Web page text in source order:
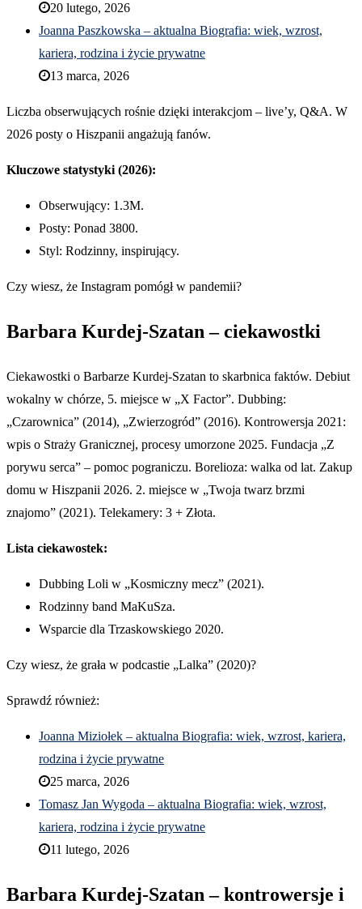
20 lutego, 2026
Joanna Paszkowska – aktualna Biografia: wiek, wzrost,
kariera, rodzina i życie prywatne
13 marca, 2026
Liczba obserwujących rośnie dzięki interakcjom – live’y, Q&A. W
2026 posty o Hiszpanii angażują fanów.
Kluczowe statystyki (2026):
Obserwujący: 1.3M.
Posty: Ponad 3800.
Styl: Rodzinny, inspirujący.
Czy wiesz, że Instagram pomógł w pandemii?
Barbara Kurdej-Szatan – ciekawostki
Ciekawostki o Barbarze Kurdej-Szatan to skarbnica faktów. Debiut
wokalny w chórze, 5. miejsce w „X Factor”. Dubbing:
„Czarownica” (2014), „Zwierzogród” (2016). Kontrowersja 2021:
wpis o Straży Granicznej, procesy umorzone 2025. Fundacja „Z
porywu serca” – pomoc pograniczu. Borelioza: walka od lat. Zakup
domu w Hiszpanii 2026. 2. miejsce w „Twoja twarz brzmi
znajomo” (2021). Telekamery: 3 + Złota.
Lista ciekawostek:
Dubbing Loli w „Kosmiczny mecz” (2021).
Rodzinny band MaKuSza.
Wsparcie dla Trzaskowskiego 2020.
Czy wiesz, że grała w podcastie „Lalka” (2020)?
Sprawdź również:
Joanna Miziołek – aktualna Biografia: wiek, wzrost, kariera,
rodzina i życie prywatne
25 marca, 2026
Tomasz Jan Wygoda – aktualna Biografia: wiek, wzrost,
kariera, rodzina i życie prywatne
11 lutego, 2026
Barbara Kurdej-Szatan – kontrowersje i